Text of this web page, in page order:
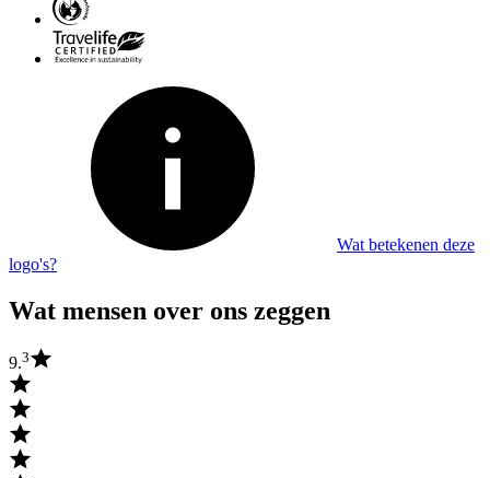
Wat betekenen deze
logo's?
Wat mensen over ons zeggen
9.3